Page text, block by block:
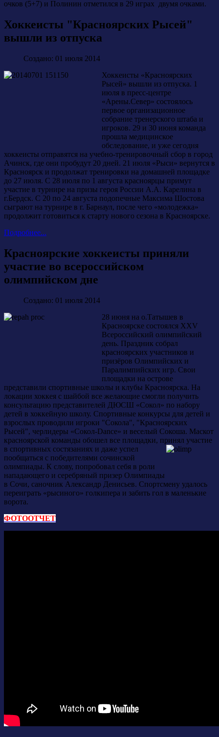
очков (5+7) и Полинин отметился в 29 играх двумя очками.
Хоккеисты "Красноярских Рысей"
вышли из отпуска
Создано: 01 июля 2014
Хоккеисты «Красноярских
Рысей» вышли из отпуска. 1
июля в пресс-центре
«Арены.Север» состоялось
первое организационное
собрание тренерского штаба и
игроков. 29 и 30 июня команда
прошла медицинское
обследование, и уже сегодня
хоккеисты отправятся на учебно-тренировочный сбор в город
Ачинск, где они пробудут 20 дней. 21 июля «Рыси» вернутся в
Красноярск и продолжат тренировки на домашней площадке
до 27 июля. С 28 июля по 1 августа красноярцы примут
участие в турнире на призы героя России А.А. Карелина в
г.Бердск. С 20 по 24 августа подопечные Максима Шостова
сыграют на турнире в г. Барнаул, после чего «молодежка»
продолжит готовиться к старту нового сезона в Красноярске.
Подробнее...
Красноярские хоккеисты приняли
участие во всероссийском
олимпийском дне
Создано: 01 июля 2014
28 июня на о.Татышев в
Красноярске состоялся XXV
Всероссийский олимпийский
день. Праздник собрал
красноярских участников и
призёров Олимпийских и
Паралимпийских игр. Свои
площадки на острове
представили спортивные школы и клубы Красноярска. На
локации хоккея с шайбой все желающие смогли получить
консультацию представителей ДЮСШ «Сокол» по набору
детей в хоккейную школу. Спортивные конкурсы для детей и
взрослых проводили игроки "Сокола", "Красноярских
Рысей", черлидеры «Сокол-Dance» и веселый Сокоша. Маскот
красноярской команды обошел все площадки, принял участие
в спортивных состязаниях и даже успел
пообщаться с победителями сочинской
олимпиады. К слову, попробовал себя в роли
нападающего и серебряный призер Олимпиады
в Сочи, саночник Александр Денисьев. Спортсмену удалось
переиграть «рысиного» голкипера и забить гол в маленькие
ворота.
ФОТООТЧЕТ